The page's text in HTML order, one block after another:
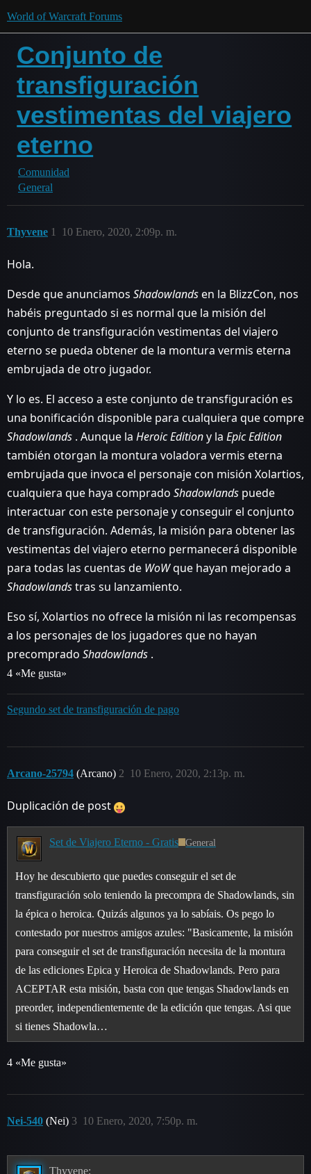
World of Warcraft Forums
Conjunto de
transfiguración
vestimentas del viajero
eterno
Comunidad
General
Thyvene 10 Enero, 2020, 2:09p. m.
1
Hola.
Desde que anunciamos Shadowlands en la BlizzCon, nos
habéis preguntado si es normal que la misión del
conjunto de transfiguración vestimentas del viajero
eterno se pueda obtener de la montura vermis eterna
embrujada de otro jugador.
Y lo es. El acceso a este conjunto de transfiguración es
una bonificación disponible para cualquiera que compre
Shadowlands . Aunque la Heroic Editiony la Epic Edition
también otorgan la montura voladora vermis eterna
embrujada que invoca el personaje con misión Xolartios,
cualquiera que haya comprado Shadowlands puede
interactuar con este personaje y conseguir el conjunto
de transfiguración. Además, la misión para obtener las
vestimentas del viajero eterno permanecerá disponible
para todas las cuentas de WoWque hayan mejorado a
Shadowlandstras su lanzamiento.
Eso sí, Xolartios no ofrece la misión ni las recompensas
a los personajes de los jugadores que no hayan
precomprado Shadowlands .
4 «Me gusta»
Segundo set de transfiguración de pago
Arcano-25794 (Arcano) 10 Enero, 2020, 2:13p. m.
2
Duplicación de post
Set de Viajero Eterno - Gratis General
Hoy he descubierto que puedes conseguir el set de
transfiguración solo teniendo la precompra de Shadowlands, sin
la épica o heroica. Quizás algunos ya lo sabíais. Os pego lo
contestado por nuestros amigos azules: "Basicamente, la misión
para conseguir el set de transfiguración necesita de la montura
de las ediciones Epica y Heroica de Shadowlands. Pero para
ACEPTAR esta misión, basta con que tengas Shadowlands en
preorder, independientemente de la edición que tengas. Asi que
si tienes Shadowla…
4 «Me gusta»
Nei-540 (Nei) 10 Enero, 2020, 7:50p. m.
3
Thyvene: